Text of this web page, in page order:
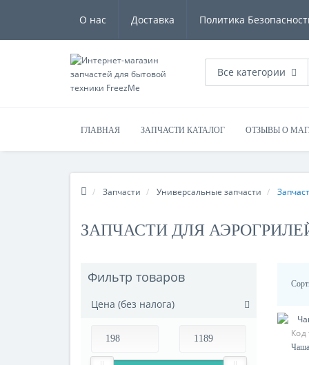
О нас Доставка Политика
Все категории
ГЛАВНАЯ ЗАПЧАСТИ КАТАЛОГ ОТЗЫВЫ О
Запчасти Универсальные запчасти
ЗАПЧАСТИ ДЛЯ
Фильтр товаров
Цена (без налога)
Код